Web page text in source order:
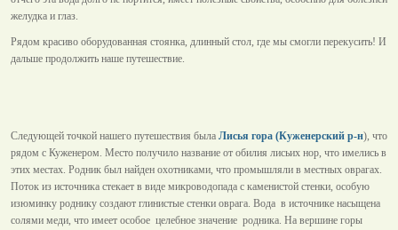
желудка и глаз.
Рядом красиво оборудованная стоянка, длинный стол, где мы смогли перекусить! И
дальше продолжить наше путешествие.
Следующей точкой нашего путешествия была Лисья гора (Куженерский р-н), что
рядом с Куженером. Место получило название от обилия лисьих нор, что имелись в
этих местах. Родник был найден охотниками, что промышляли в местных оврагах.
Поток из источника стекает в виде микроводопада с каменистой стенки, особую
изюминку роднику создают глинистые стенки оврага. Вода в источнике насыщена
солями меди, что имеет особое целебное значение родника. На вершине горы